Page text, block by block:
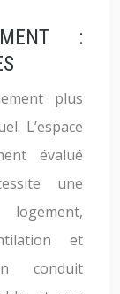
:
plus
L’espace
évalué
une
et
conduit